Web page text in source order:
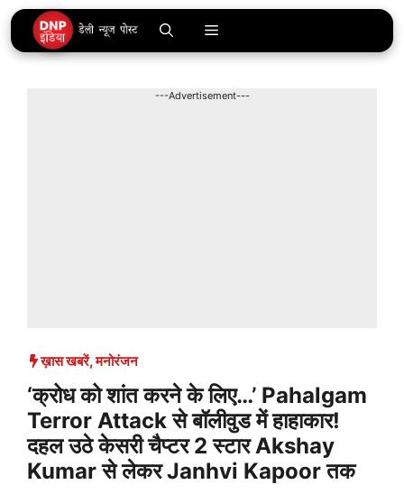
Skip
to
content
Menu
---Advertisement---
ख़ास खबरें,मनोरंजन
‘क्रोध को शांत करने के लिए…’ Pahalgam
Terror Attack से बॉलीवुड में हाहाकार!
दहल उठे केसरी चैप्टर 2 स्टार Akshay
Kumar से लेकर Janhvi Kapoor तक